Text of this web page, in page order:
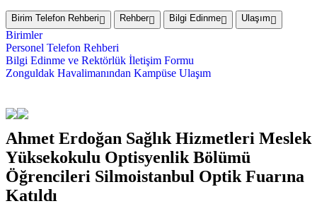
Birim Telefon Rehberi Rehber Bilgi Edinme Ulaşım
Birimler
Personel Telefon Rehberi
Bilgi Edinme ve Rektörlük İletişim Formu
Zonguldak Havalimanından Kampüse Ulaşım
Ahmet Erdoğan Sağlık Hizmetleri Meslek
Yüksekokulu Optisyenlik Bölümü
Öğrencileri Silmoistanbul Optik Fuarına
Katıldı